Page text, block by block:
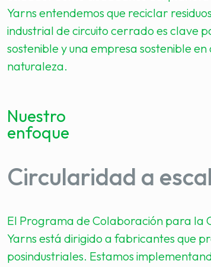
Yarns entendemos que reciclar
industrial de circuito cerrado es clave
sostenible y una empresa sostenible
naturaleza.
Nuestro
enfoque
Circularidad a
El Programa de Colaboración para la
Yarns está dirigido a fabricantes que
posindustriales. Estamos